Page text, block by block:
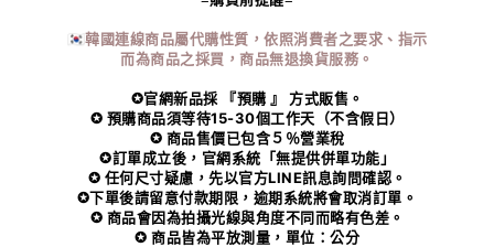
🇰🇷韓國連線商品屬代購性質，依照消費者之要求、指示
而為商品之採買，商品無退換貨服務。
✪官網新品採 『預購 』 方式販售。
✪ 預購商品須等待15-30個工作天（不含假日）
✪ 商品售價已包含５％營業稅
✪訂單成立後，官網系統「無提供併單功能」
✪ 任何尺寸疑慮，先以官方LINE訊息詢問確認。
✪下單後請留意付款期限，逾期系統將會取消訂單。
✪ 商品會因為拍攝光線與角度不同而略有色差。
✪ 商品皆為平放測量，單位：公分